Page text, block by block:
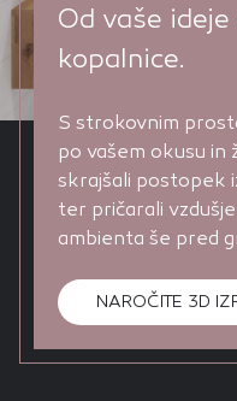
Od vaše
kopalnice.
S strokovnim
po vašem okusu in
skrajšali postopek
ter pričarali
ambienta še pred
NAROČITE 3D